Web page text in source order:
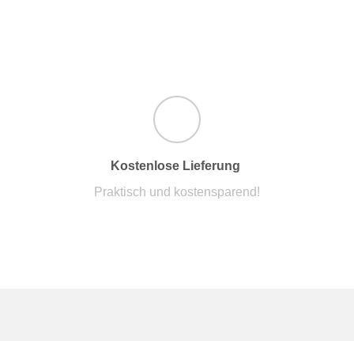
Kostenlose Lieferung
Praktisch und kostensparend!